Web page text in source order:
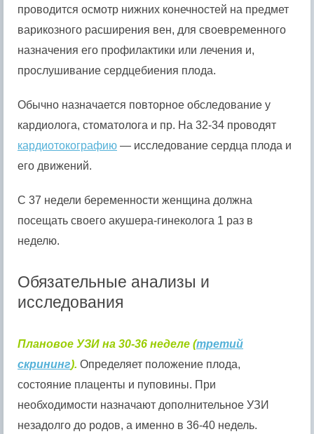
проводится осмотр нижних конечностей на предмет
варикозного расширения вен, для своевременного
назначения его профилактики или лечения и,
прослушивание сердцебиения плода.
Обычно назначается повторное обследование у
кардиолога, стоматолога и пр. На 32-34 проводят
кардиотокографию — исследование сердца плода и
его движений.
С 37 недели беременности женщина должна
посещать своего акушера-гинеколога 1 раз в
неделю.
Обязательные анализы и
исследования
Плановое УЗИ на 30-36 неделе (третий
скрининг). Определяет положение плода,
состояние плаценты и пуповины. При
необходимости назначают дополнительное УЗИ
незадолго до родов, а именно в 36-40 недель.